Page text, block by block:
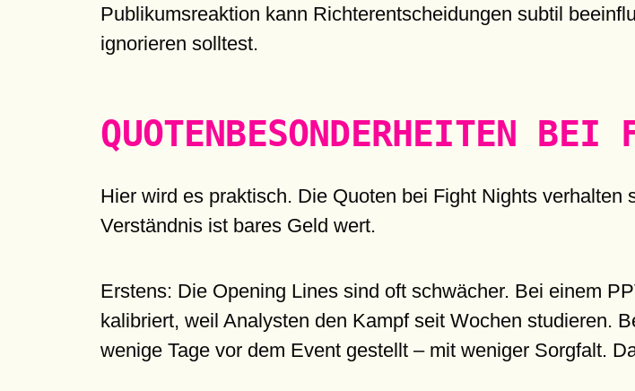
Publikumsreaktion kann Richterentscheidungen subtil
ignorieren solltest.
QUOTENBESONDERHEITEN
Hier wird es praktisch. Die Quoten bei Fight Nights
Verständnis ist bares Geld wert.
Erstens: Die Opening Lines sind oft schwächer. Bei einem
kalibriert, weil Analysten den Kampf seit Wochen studieren.
wenige Tage vor dem Event gestellt – mit weniger Sorgfalt.